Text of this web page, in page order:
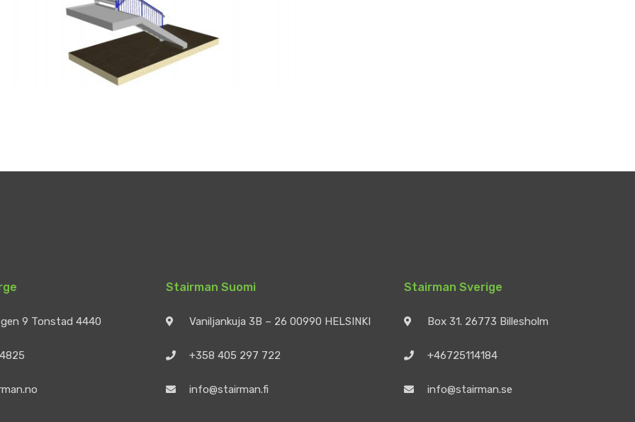
9 Tonstad 4440
Stairman Suomi
Vaniljankuja 3B – 26 00990 HELSINKI
+358 405 297 722
info@stairman.fi
Stairman Sverige
Box 31. 26773 Billesholm
+46725114184
info@stairman.se